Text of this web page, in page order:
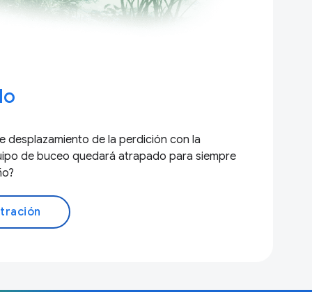
desplazamiento de la perdición con la
de buceo quedará atrapado para siempre